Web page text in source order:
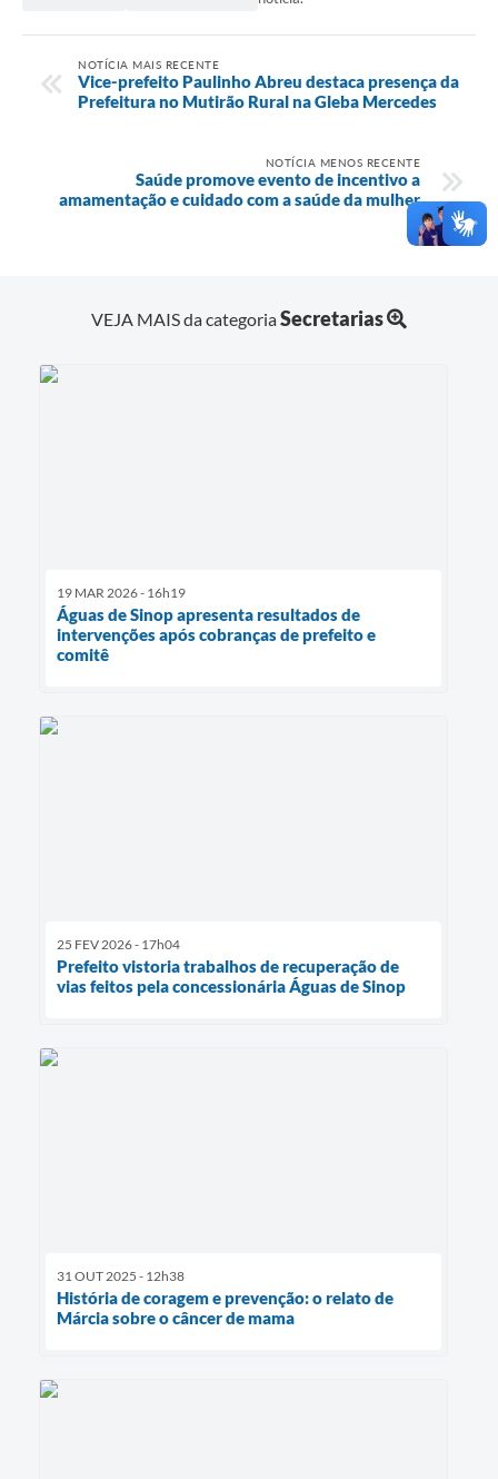
NOTÍCIA MAIS RECENTE
Vice-prefeito Paulinho Abreu destaca presença da
Prefeitura no Mutirão Rural na Gleba Mercedes
NOTÍCIA MENOS RECENTE
Saúde promove evento de incentivo a
amamentação e cuidado com a saúde da mulher
VEJA MAIS da categoriaSecretarias
19 MAR 2026 - 16h19
Águas de Sinop apresenta resultados de
intervenções após cobranças de prefeito e
comitê
25 FEV 2026 - 17h04
Prefeito vistoria trabalhos de recuperação de
vias feitos pela concessionária Águas de Sinop
31 OUT 2025 - 12h38
História de coragem e prevenção: o relato de
Márcia sobre o câncer de mama